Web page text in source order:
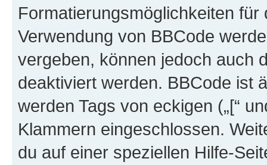
Formatierungsmöglichkeiten
Verwendung von BBCode
vergeben, können jedoch auch
deaktiviert werden. BBCode ist
werden Tags von eckigen („[“
Klammern eingeschlossen.
du auf einer speziellen Hilfe-